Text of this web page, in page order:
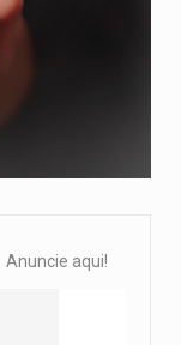
Anuncie aqui!